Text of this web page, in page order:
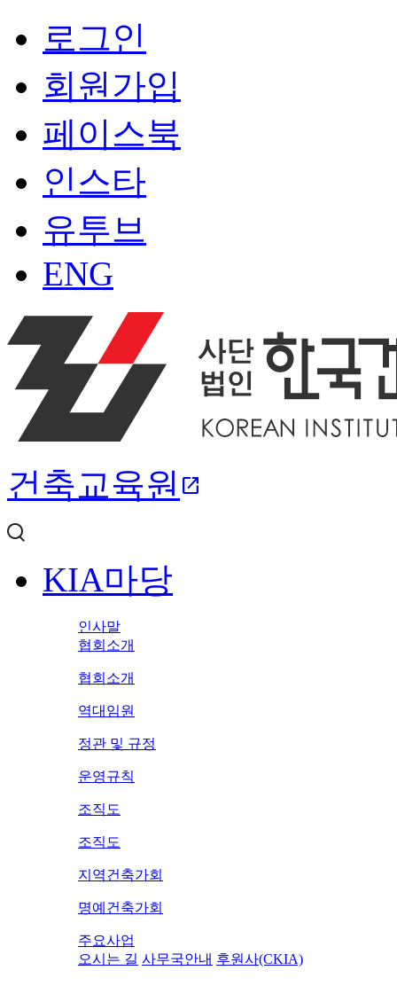
로그인
회원가입
페이스북
인스타
유투브
ENG
건축교육원 open_in_new
KIA마당
인사말
협회소개
협회소개
역대임원
정관 및 규정
운영규칙
조직도
조직도
지역건축가회
명예건축가회
주요사업
오시는 길 사무국안내 후원사(CKIA)